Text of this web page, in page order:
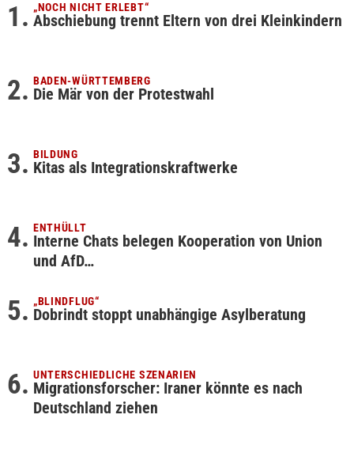
„NOCH NICHT ERLEBT“
Abschiebung trennt Eltern von drei Kleinkindern
BADEN-WÜRTTEMBERG
Die Mär von der Protestwahl
BILDUNG
Kitas als Integrationskraftwerke
ENTHÜLLT
Interne Chats belegen Kooperation von Union
und AfD…
„BLINDFLUG“
Dobrindt stoppt unabhängige Asylberatung
UNTERSCHIEDLICHE SZENARIEN
Migrationsforscher: Iraner könnte es nach
Deutschland ziehen